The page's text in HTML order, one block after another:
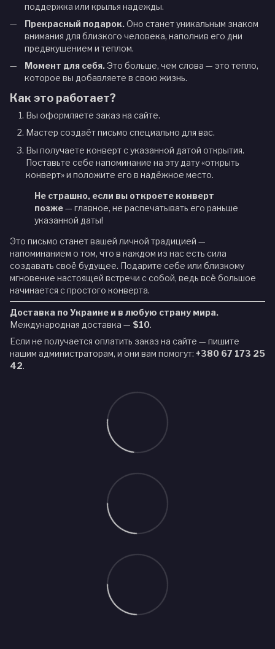
поддержка или крылья надежды.
Прекрасный подарок.Оно станет уникальным знаком
внимания для близкого человека, наполнив его дни
предвкушением и теплом.
Момент для себя.Это больше, чем слова — это тепло,
которое вы добавляете в свою жизнь.
Как это работает?
Вы оформляете заказ на сайте.
Мастер создаёт письмо специально для вас.
Вы получаете конверт с указанной датой открытия.
Поставьте себе напоминание на эту дату «открыть
конверт» и положите его в надёжное место.
Не страшно, если вы откроете конверт
позже— главное, не распечатывать его раньше
указанной даты!
Это письмо станет вашей личной традицией —
напоминанием о том, что в каждом из нас есть сила
создавать своё будущее. Подарите себе или близкому
мгновение настоящей встречи с собой, ведь всё большое
начинается с простого конверта.
Доставка по Украине и в любую страну мира.
Международная доставка — $10.
Если не получается оплатить заказ на сайте — пишите
нашим администраторам, и они вам помогут: +380 67 173 25
42.